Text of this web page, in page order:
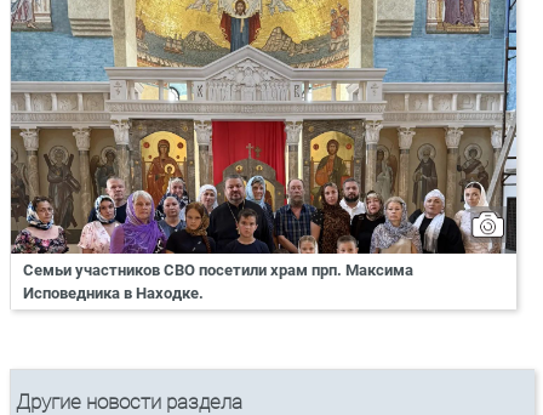
Семьи участников СВО посетили храм прп. Максима
Исповедника в Находке.
Другие новости раздела